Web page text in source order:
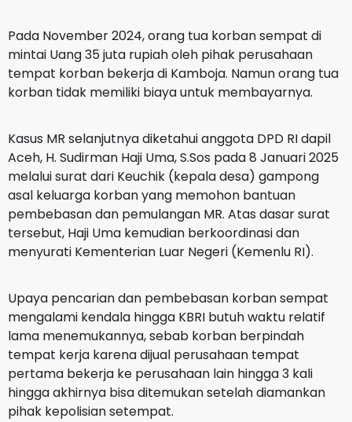
Pada November 2024, orang tua korban sempat di
mintai Uang 35 juta rupiah oleh pihak perusahaan
tempat korban bekerja di Kamboja. Namun orang tua
korban tidak memiliki biaya untuk membayarnya.
Kasus MR selanjutnya diketahui anggota DPD RI dapil
Aceh, H. Sudirman Haji Uma, S.Sos pada 8 Januari 2025
melalui surat dari Keuchik (kepala desa) gampong
asal keluarga korban yang memohon bantuan
pembebasan dan pemulangan MR. Atas dasar surat
tersebut, Haji Uma kemudian berkoordinasi dan
menyurati Kementerian Luar Negeri (Kemenlu RI).
Upaya pencarian dan pembebasan korban sempat
mengalami kendala hingga KBRI butuh waktu relatif
lama menemukannya, sebab korban berpindah
tempat kerja karena dijual perusahaan tempat
pertama bekerja ke perusahaan lain hingga 3 kali
hingga akhirnya bisa ditemukan setelah diamankan
pihak kepolisian setempat.